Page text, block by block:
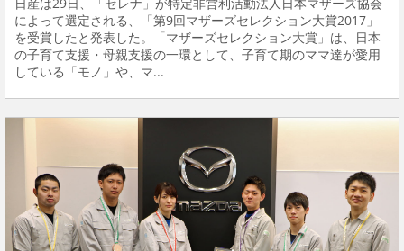
によって選定される、「第9回マザーズセレクション大賞2017」
を受賞したと発表した。「マザーズセレクション大賞」は、日本
の子育て支援・母親支援の一環として、子育て期のママ達が愛用
している「モノ」や、マ...